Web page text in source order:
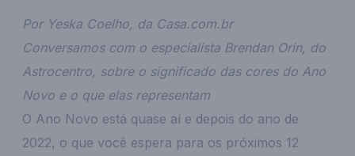
Por Yeska Coelho, da Casa.com.br
Conversamos com o especialista Brendan Orin, do
Astrocentro, sobre o significado das cores do Ano
Novo e o que elas representam
O Ano Novo está quase aí e depois do ano de
2022, o que você espera para os próximos 12